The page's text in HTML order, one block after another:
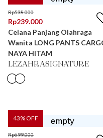
Rp538.000
Rp239.000
Celana Panjang Olahraga
Wanita LONG PANTS
NAYA HITAM
LEZAHRASIGNATURE
43% OFF
Rp699.000